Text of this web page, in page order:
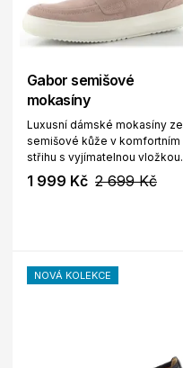
Gabor semišové
mokasíny
Luxusní dámské mokasíny ze
semišové kůže v komfortním
střihu s vyjímatelnou vložkou.
1 999 Kč 2 699 Kč
NOVÁ KOLEKCE